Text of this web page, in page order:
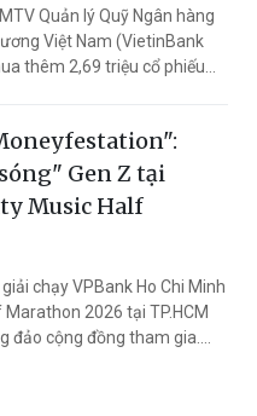
Quản lý Quỹ Ngân hàng
Việt Nam (VietinBank
thêm 2,69 triệu cổ phiếu
hữu lên 19% vốn điều lệ.
Gen Z tại
Music Half
chạy VPBank Ho Chi Minh
2026 tại TP.HCM
đảo cộng đồng tham gia.